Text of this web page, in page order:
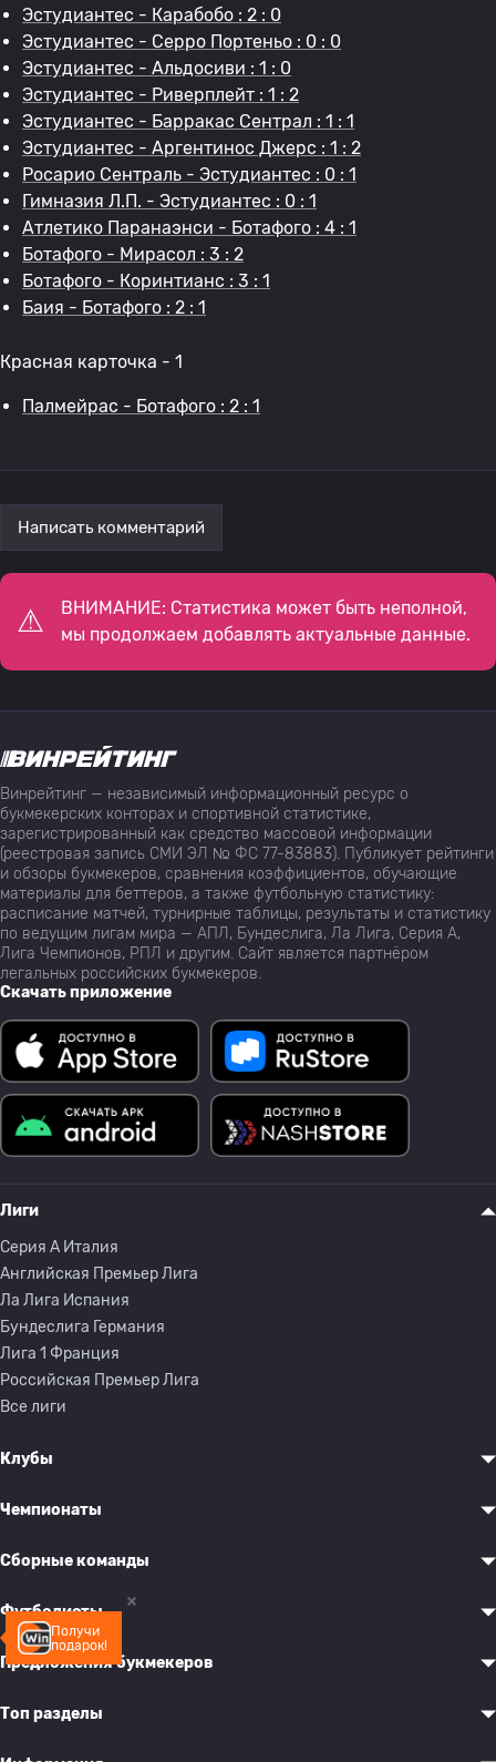
Эстудиантес - Карабобо : 2 : 0
Эстудиантес - Серро Портеньо : 0 : 0
Эстудиантес - Альдосиви : 1 : 0
Эстудиантес - Риверплейт : 1 : 2
Эстудиантес - Барракас Сентрал : 1 : 1
Эстудиантес - Аргентинос Джерс : 1 : 2
Росарио Сентраль - Эстудиантес : 0 : 1
Гимназия Л.П. - Эстудиантес : 0 : 1
Атлетико Паранаэнси - Ботафого : 4 : 1
Ботафого - Мирасол : 3 : 2
Ботафого - Коринтианс : 3 : 1
Баия - Ботафого : 2 : 1
Красная карточка - 1
Палмейрас - Ботафого : 2 : 1
Написать комментарий
ВНИМАНИЕ: Статистика может быть неполной,
мы продолжаем добавлять актуальные данные.
Получи
подарок!
Винрейтинг — независимый информационный ресурс о
букмекерских конторах и спортивной статистике,
зарегистрированный как средство массовой информации
(реестровая запись СМИ ЭЛ № ФС 77-83883). Публикует рейтинги
и обзоры букмекеров, сравнения коэффициентов, обучающие
материалы для беттеров, а также футбольную статистику:
расписание матчей, турнирные таблицы, результаты и статистику
по ведущим лигам мира — АПЛ, Бундеслига, Ла Лига, Серия А,
Лига Чемпионов, РПЛ и другим. Сайт является партнёром
легальных российских букмекеров.
Скачать приложение
Лиги
Серия A Италия
Английская Премьер Лига
Ла Лига Испания
Бундеслига Германия
Лига 1 Франция
Российская Премьер Лига
Все лиги
Клубы
Чемпионаты
Сборные команды
Футболисты
Предложения букмекеров
Топ разделы